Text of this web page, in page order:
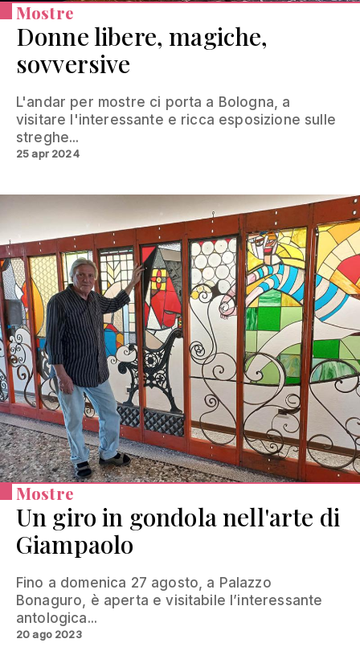
Mostre
Donne libere, magiche,
sovversive
L'andar per mostre ci porta a Bologna, a
visitare l'interessante e ricca esposizione sulle
streghe...
25 apr 2024
Mostre
Un giro in gondola nell'arte di
Giampaolo
Fino a domenica 27 agosto, a Palazzo
Bonaguro, è aperta e visitabile l’interessante
antologica...
20 ago 2023